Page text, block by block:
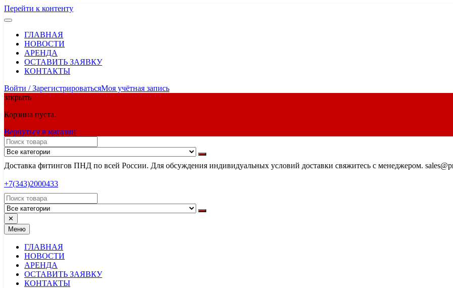
Перейти к контенту
ГЛАВНАЯ
НОВОСТИ
АРЕНДА
ОСТАВИТЬ ЗАЯВКУ
КОНТАКТЫ
Войти / ЗарегистрироватьсяМоя учётная запись
закрыть
Корзина пуста.
Вернуться в магазин
Доставка фитингов ПНД по всей России. Для обсуждения индивидуальных условий доставки свяжитесь с менеджером.
+7(343)2000433
✕
Меню
ГЛАВНАЯ
НОВОСТИ
АРЕНДА
ОСТАВИТЬ ЗАЯВКУ
КОНТАКТЫ